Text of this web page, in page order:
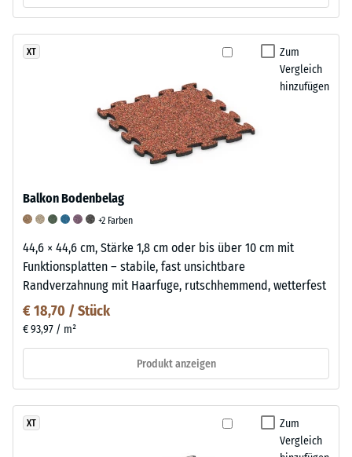
Zum
Vergleich
hinzufügen
XT
Balkon Bodenbelag
+2 Farben
44,6 × 44,6 cm, Stärke 1,8 cm oder bis über 10 cm mit
Funktionsplatten – stabile, fast unsichtbare
Randverzahnung mit Haarfuge, rutschhemmend, wetterfest
€ 18,70 / Stück
€ 93,97 / m²
Produkt anzeigen
Zum
Vergleich
XT